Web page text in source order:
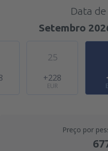
Data
Setembro
25
+228
EUR
Preço por